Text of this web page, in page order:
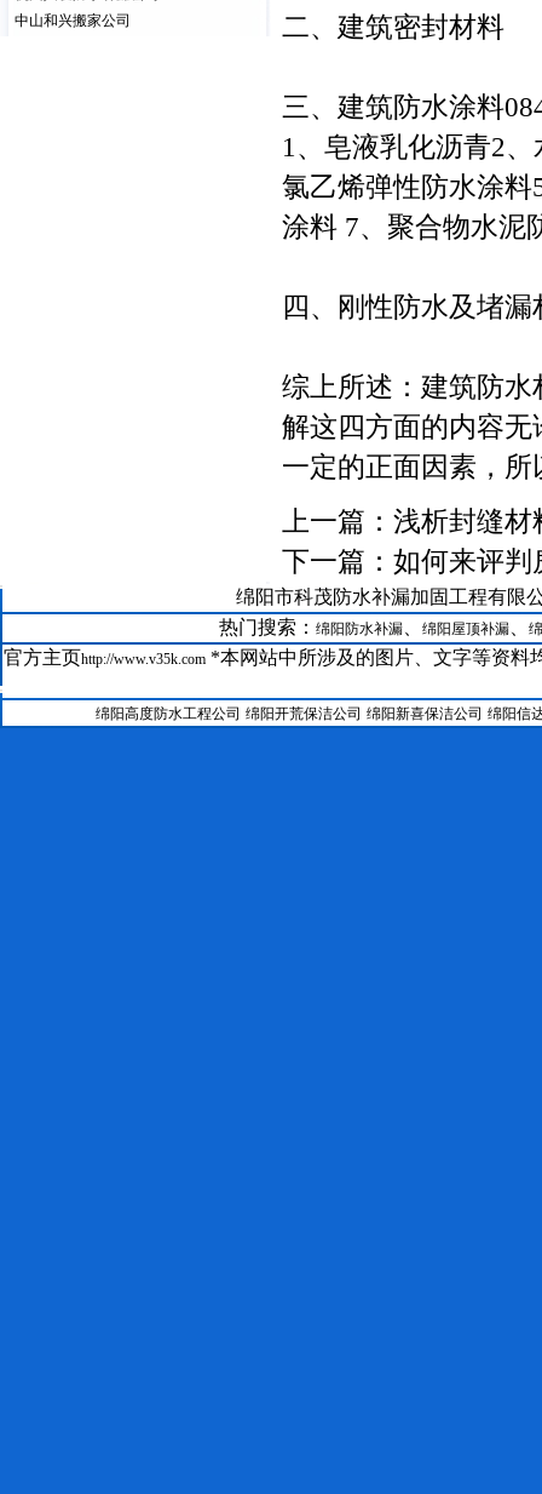
中山和兴搬家公司
二、建筑密封材料
三、建筑防水涂料
1、皂液乳化沥青2
氯乙烯弹性防水涂
涂料 7、聚合物水
四、刚性防水及堵
综上所述：建筑防
解这四方面的内容
一定的正面因素，
上一篇： 浅析封缝材
下一篇： 如何来评判
GRC在绵阳科茂防水补漏公司装修中的运用
绵阳防水补漏聚氨酯保温系统
23--绵阳房屋维修聚合物水泥防水涂料
25-- 绵阳科茂防水补漏加固工程有限公司涂料施工工艺
绵阳市科茂防水补漏加固工程有限
热门搜索： 绵阳防水补漏 绵阳屋顶补漏
官方主页http://www.v35k.com *本网站中所涉及的图片、文字等资料
绵阳高度防水工程公司 绵阳开荒保洁公司 绵阳新喜保洁公司 绵阳信